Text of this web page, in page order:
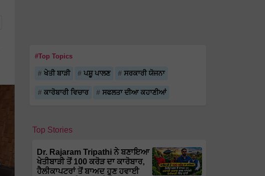
#Top Topics
ਖੇਤੀ ਬਾੜੀ ਪਸ਼ੂ ਪਾਲਣ ਸਰਕਾਰੀ ਯੋਜਨਾ
ਕਾਰੋਬਾਰੀ ਵਿਚਾਰ ਸਫਲਤਾ ਦੀਆ ਕਹਾਣੀਆਂ
Top Stories
Dr. Rajaram Tripathi ਨੇ ਬਣਾਇਆ
ਖੇਤੀਬਾੜੀ ਤੋਂ 100 ਕਰੋੜ ਦਾ ਕਾਰੋਬਾਰ,
ਹੈਲੀਕਾਪਟਰਾਂ ਤੋਂ ਬਾਅਦ ਹੁਣ ਹਵਾਈ